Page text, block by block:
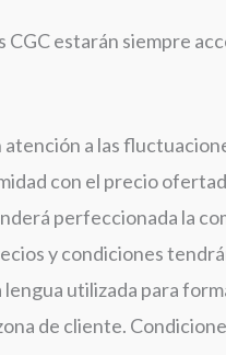
estarán siempre
a las
con el precio
perfeccionada la
y condiciones
utilizada para
de cliente.